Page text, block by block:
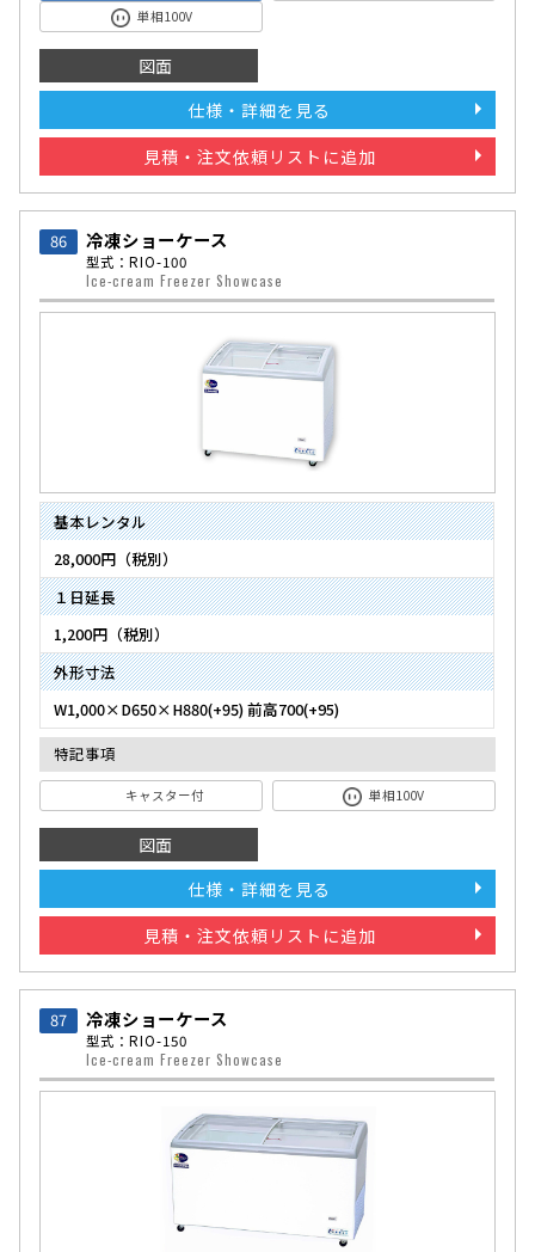
単相100V
図面
仕様・詳細を見る
見積・注文依頼リストに追加
86 冷凍ショーケース
型式：RIO-100
Ice-cream Freezer Showcase
基本レンタル
28,000円（税別）
１日延長
1,200円（税別）
外形寸法
W1,000×D650×H880(+95) 前高700(+95)
特記事項
キャスター付 単相100V
図面
仕様・詳細を見る
見積・注文依頼リストに追加
87 冷凍ショーケース
型式：RIO-150
Ice-cream Freezer Showcase